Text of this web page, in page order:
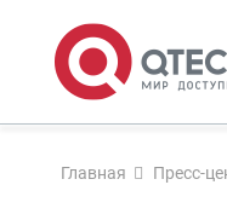
Главная Пресс-